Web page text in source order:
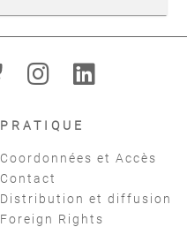
PRATIQUE
Coordonnées et Accès
Contact
Distribution et diffusion
Foreign Rights